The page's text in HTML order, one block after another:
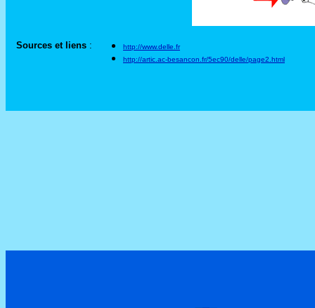
Sources et liens :
http://www.delle.fr
http://artic.ac-besancon.fr/5ec90/delle/page2.html